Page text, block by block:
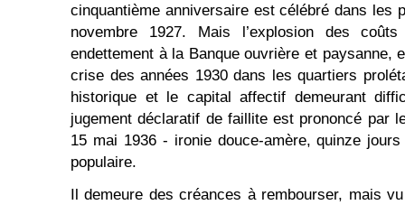
cinquantième anniversaire est célébré dans les
novembre 1927. Mais l’explosion des
endettement à la Banque ouvrière et paysanne,
crise des années 1930 dans les quartiers
historique et le capital affectif demeurant
jugement déclaratif de faillite est prononcé par
15 mai 1936 - ironie douce-amère, quinze
populaire.
Il demeure des créances à rembourser, mais